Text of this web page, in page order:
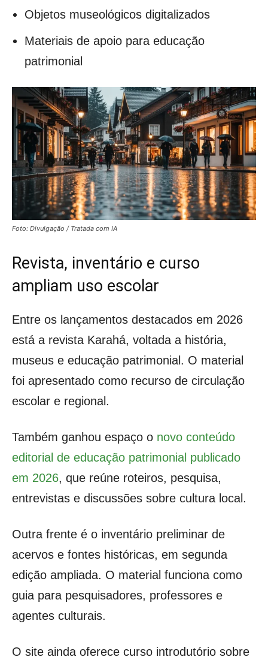
Objetos museológicos digitalizados
Materiais de apoio para educação
patrimonial
Foto: Divulgação / Tratada com IA
Revista, inventário e curso
ampliam uso escolar
Entre os lançamentos destacados em 2026
está a revista Karahá, voltada a história,
museus e educação patrimonial. O material
foi apresentado como recurso de circulação
escolar e regional.
Também ganhou espaço o novo conteúdo
editorial de educação patrimonial publicado
em 2026, que reúne roteiros, pesquisa,
entrevistas e discussões sobre cultura local.
Outra frente é o inventário preliminar de
acervos e fontes históricas, em segunda
edição ampliada. O material funciona como
guia para pesquisadores, professores e
agentes culturais.
O site ainda oferece curso introdutório sobre